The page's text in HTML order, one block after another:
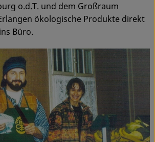
o.d.T. und dem Großraum
ökologische Produkte direkt
Büro.